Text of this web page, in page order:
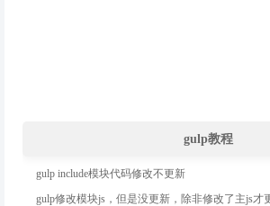
gulp教程
gulp include模块代码修改不更新